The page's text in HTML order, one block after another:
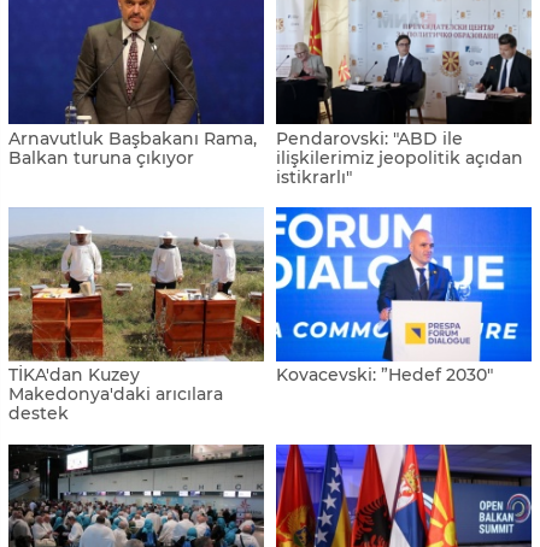
Arnavutluk Başbakanı Rama,
Balkan turuna çıkıyor
Pendarovski: "ABD ile
ilişkilerimiz jeopolitik açıdan
istikrarlı"
TİKA'dan Kuzey
Makedonya'daki arıcılara
destek
Kovacevski: ”Hedef 2030"